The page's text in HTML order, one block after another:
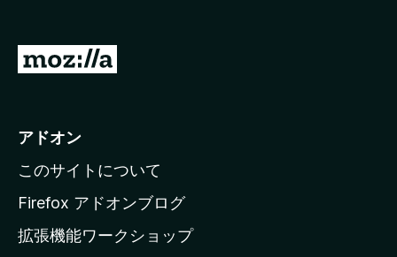
M
i
l
a
ホ
アドオン
このサイトについて
Firefox アドオンブログ
拡張機能ワークショップ